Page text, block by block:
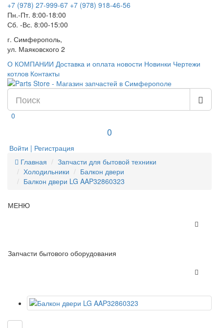
+7 (978) 27-999-67 +7 (978) 918-46-56
Пн.-Пт. 8:00-18:00
Сб. -Вс. 8:00-15:00
г. Симферополь,
ул. Маяковского 2
О КОМПАНИИ Доставка и оплата новости Новинки Чертежи
котлов Контакты
0
0
Войти | Регистрация
Главная
Запчасти для бытовой техники
Холодильники
Балкон двери
Балкон двери LG AAP32860323
МЕНЮ
Запчасти бытового оборудования